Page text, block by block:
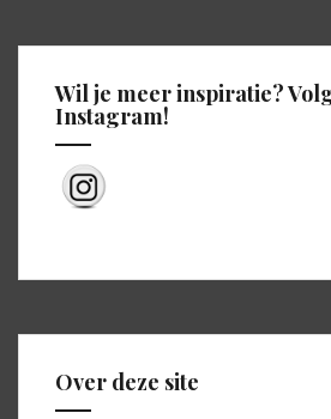
Wil je meer inspiratie?
Instagram!
Over deze site